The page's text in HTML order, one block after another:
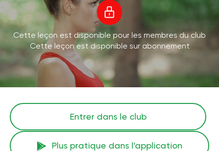
Cette leçon est disponible pour les membres du club
Cette leçon est disponible sur abonnement
Entrer dans le club
Plus pratique dans l'application